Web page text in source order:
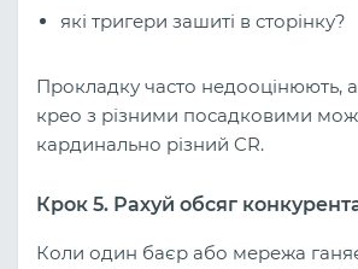
які тригери зашиті в сторінку?
Прокладку часто недооцінюють,
крео з різними посадковими
кардинально різний CR.
Крок 5. Рахуй обсяг
Коли один баєр або мережа